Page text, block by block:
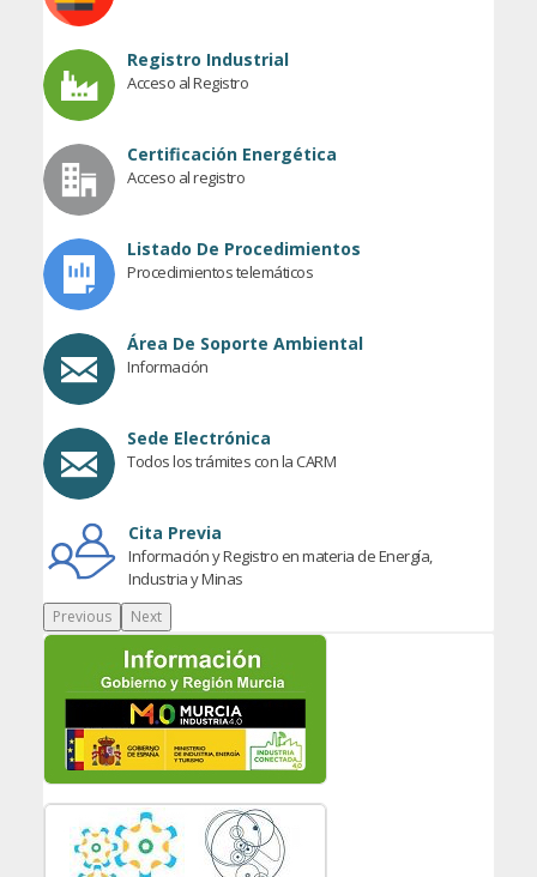
Registro Industrial
Acceso al Registro
Certificación Energética
Acceso al registro
Listado De Procedimientos
Procedimientos telemáticos
Área De Soporte Ambiental
Información
Sede Electrónica
Todos los trámites con la CARM
Cita Previa
Información y Registro en materia de Energía,
Industria y Minas
Previous Next